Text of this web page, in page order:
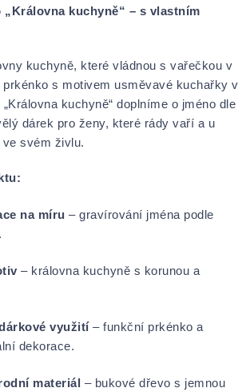
„Královna kuchyně“ – s vlastním
kuchyně, které vládnou s vařečkou v
prkénko s motivem usměvavé kuchařky v
kuchyně“ doplníme o jméno dle
dárek pro ženy, které rády vaří a u
svém živlu.
na míru – gravírování jména podle
– královna kuchyně s korunou a
využití– funkční prkénko a
dekorace.
materiál – bukové dřevo s jemnou